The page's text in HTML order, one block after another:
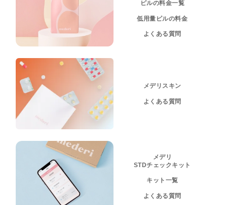
ピルの料金一覧
低用量ピルの料金
よくある質問
メデリスキン
よくある質問
メデリ
STDチェックキット
キット一覧
よくある質問